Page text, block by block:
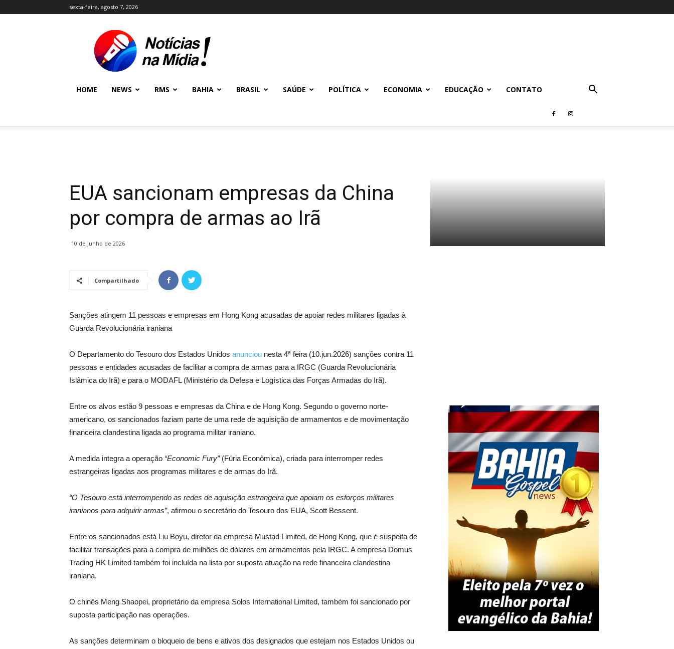
sexta-feira, agosto 7, 2026
NOTÍCIAS
NA
MÍDIA
NEWS
HOME NEWS RMS BAHIA BRASIL SAÚDE POLÍTICA ECONOMIA EDUCAÇÃO CONTATO
EUA sancionam empresas da China
por compra de armas ao Irã
10 de junho de 2026
Compartilhado
Sanções atingem 11 pessoas e empresas em Hong Kong acusadas de apoiar redes militares ligadas à
Guarda Revolucionária iraniana
O Departamento do Tesouro dos Estados Unidos anunciou nesta 4ª feira (10.jun.2026) sanções contra 11
pessoas e entidades acusadas de facilitar a compra de armas para a IRGC (Guarda Revolucionária
Islâmica do Irã) e para o MODAFL (Ministério da Defesa e Logística das Forças Armadas do Irã).
Entre os alvos estão 9 pessoas e empresas da China e de Hong Kong. Segundo o governo norte-
americano, os sancionados faziam parte de uma rede de aquisição de armamentos e de movimentação
financeira clandestina ligada ao programa militar iraniano.
A medida integra a operação “Economic Fury”(Fúria Econômica), criada para interromper redes
estrangeiras ligadas aos programas militares e de armas do Irã.
“O Tesouro está interrompendo as redes de aquisição estrangeira que apoiam os esforços militares
iranianos para adquirir armas”, afirmou o secretário do Tesouro dos EUA, Scott Bessent.
Entre os sancionados está Liu Boyu, diretor da empresa Mustad Limited, de Hong Kong, que é suspeita de
facilitar transações para a compra de milhões de dólares em armamentos pela IRGC. A empresa Domus
Trading HK Limited também foi incluída na lista por suposta atuação na rede financeira clandestina
iraniana.
O chinês Meng Shaopei, proprietário da empresa Solos International Limited, também foi sancionado por
suposta participação nas operações.
As sanções determinam o bloqueio de bens e ativos dos designados que estejam nos Estados Unidos ou